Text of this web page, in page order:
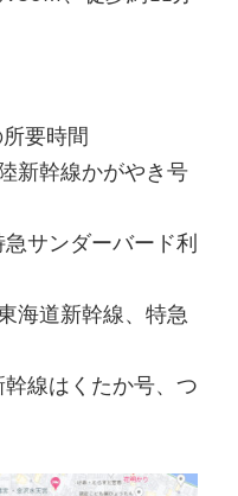
要時間
新幹線かがやき号
サンダーバード利
海道新幹線、特急
線はくたか号、つ